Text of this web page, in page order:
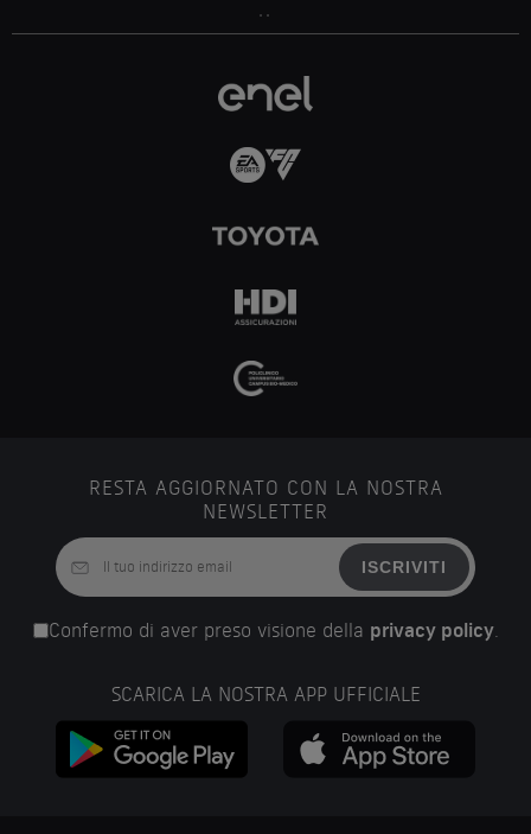
..
RESTA AGGIORNATO CON LA NOSTRA
NEWSLETTER
ISCRIVITI
Confermo di aver preso visione della privacy policy.
SCARICA LA NOSTRA APP UFFICIALE